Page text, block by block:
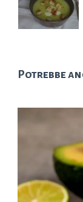
Potrebbe